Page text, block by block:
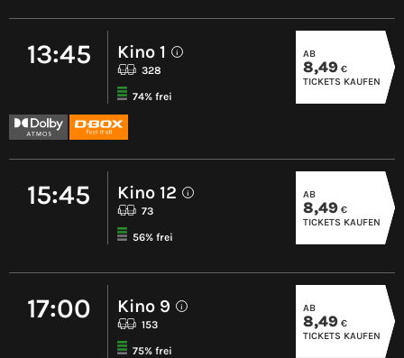
13:45 Kino 1 i
328
74% frei
AB
8,49 €
TICKETS KAUFEN
15:45 Kino 12 i
73
56% frei
AB
8,49 €
TICKETS KAUFEN
17:00 Kino 9 i
153
75% frei
AB
8,49 €
TICKETS KAUFEN